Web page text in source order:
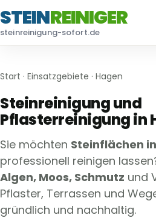
STEINREINIGER
steinreinigung-sofort.de
Start · Einsatzgebiete · Hagen
Steinreinigung und
Pflasterreinigung in
Sie möchten Steinflächen
professionell reinigen
Algen, Moos, Schmutz und
Pflaster, Terrassen und
gründlich und nachhaltig.